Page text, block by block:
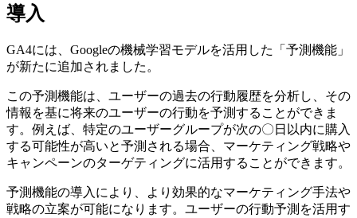
導入
GA4には、Googleの機械学習モデルを活用した「予測機能」
が新たに追加されました。
この予測機能は、ユーザーの過去の行動履歴を分析し、その
情報を基に将来のユーザーの行動を予測することができま
す。例えば、特定のユーザーグループが次の〇日以内に購入
する可能性が高いと予測される場合、マーケティング戦略や
キャンペーンのターゲティングに活用することができます。
予測機能の導入により、より効果的なマーケティング手法や
戦略の立案が可能になります。ユーザーの行動予測を活用す